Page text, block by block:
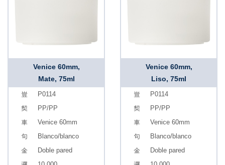
Venice 60mm,
Mate, 75ml
P0114
PP/PP
Venice 60mm
Blanco/blanco
Doble pared
Venice 60mm,
Liso, 75ml
P0114
PP/PP
Venice 60mm
Blanco/blanco
Doble pared